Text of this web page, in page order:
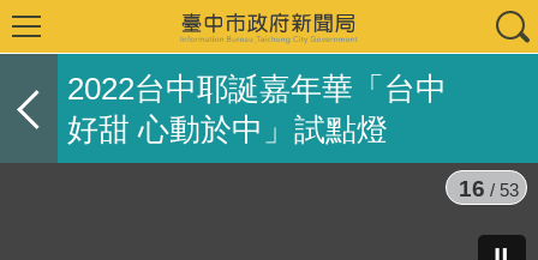
2022台中耶誕嘉年華「台中
好甜 心動於中」試點燈
16 / 53